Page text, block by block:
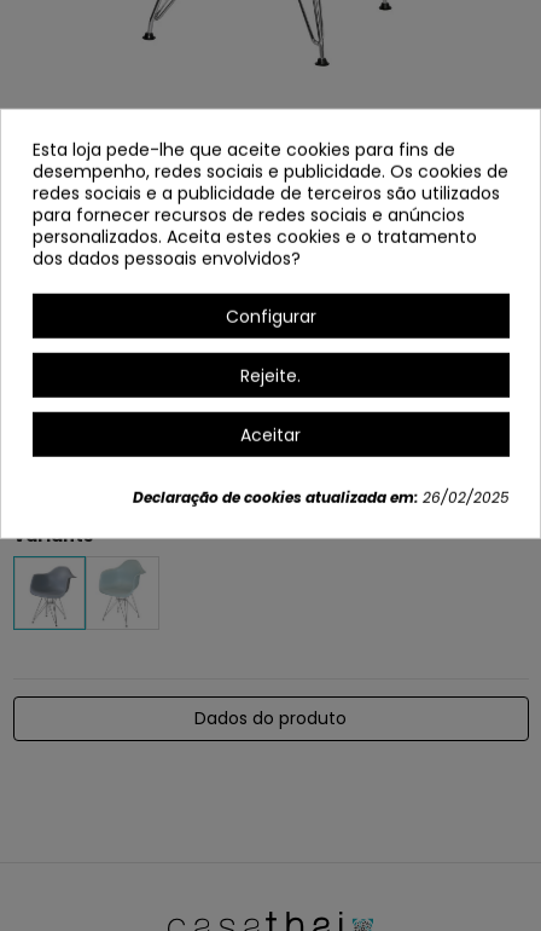
POLTRONA PICASSO CINZA
Referência 4111
Cadeira de braço feita de polipropileno mate cinza.
Largura: 62 cm
Altura para assento: 40.5 cm
Braços de altura: 66 cm
Variants
Dados do produto
Esta loja pede-lhe que aceite cookies para fins de
desempenho, redes sociais e publicidade. Os cookies de
redes sociais e a publicidade de terceiros são utilizados
para fornecer recursos de redes sociais e anúncios
personalizados. Aceita estes cookies e o tratamento
dos dados pessoais envolvidos?
Configurar
Rejeite.
Aceitar
Declaração de cookies atualizada em:26/02/2025